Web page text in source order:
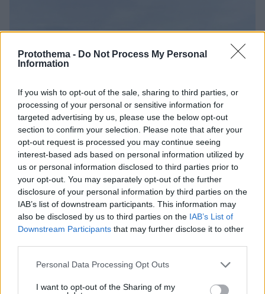
Protothema - Do Not Process My Personal
Information
If you wish to opt-out of the sale, sharing to third parties, or
processing of your personal or sensitive information for
targeted advertising by us, please use the below opt-out
section to confirm your selection. Please note that after your
opt-out request is processed you may continue seeing
interest-based ads based on personal information utilized by
us or personal information disclosed to third parties prior to
your opt-out. You may separately opt-out of the further
disclosure of your personal information by third parties on the
IAB’s list of downstream participants. This information may
also be disclosed by us to third parties on the IAB’s List of
Downstream Participants that may further disclose it to other
Please note that this website/app uses one or more Google
not limited to your visit or usage behaviour. You may click to
Personal Data Processing Opt Outs
I want to opt-out of the Sharing of my
Σώθηκαν όσοι κάθονταν στην ουρά του αεροπλάνου που
πουλιών προκάλεσε την πτώση